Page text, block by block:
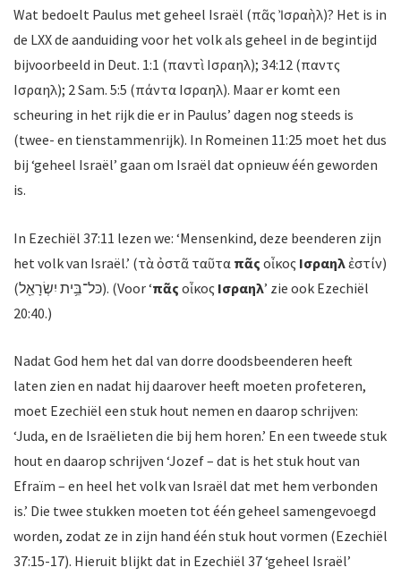
Wat bedoelt Paulus met geheel Israël (πᾶς Ἰσραὴλ)? Het is in
de LXX de aanduiding voor het volk als geheel in de begintijd
bijvoorbeeld in Deut. 1:1 (παντὶ Ισραηλ); 34:12 (παντὸς
Ισραηλ); 2 Sam. 5:5 (πάντα Ισραηλ). Maar er komt een
scheuring in het rijk die er in Paulus’ dagen nog steeds is
(twee- en tienstammenrijk). In Romeinen 11:25 moet het dus
bij ‘geheel Israël’ gaan om Israël dat opnieuw één geworden
is.
In Ezechiël 37:11 lezen we: ‘Mensenkind, deze beenderen zijn
het volk van Israël.’ (τὰ ὀστᾶ ταῦτα πᾶς οἶκος Ισραηλἐστίν)
(כּל־בֵּ֥ית יִשְׂרָאֵ֖ל). (Voor ‘πᾶς οἶκος Ισραηλ’ zie ook Ezechiël
20:40.)
Nadat God hem het dal van dorre doodsbeenderen heeft
laten zien en nadat hij daarover heeft moeten profeteren,
moet Ezechiël een stuk hout nemen en daarop schrijven:
‘Juda, en de Israëlieten die bij hem horen.’ En een tweede stuk
hout en daarop schrijven ‘Jozef – dat is het stuk hout van
Efraïm – en heel het volk van Israël dat met hem verbonden
is.’ Die twee stukken moeten tot één geheel samengevoegd
worden, zodat ze in zijn hand één stuk hout vormen (Ezechiël
37:15-17). Hieruit blijkt dat in Ezechiël 37 ‘geheel Israël’